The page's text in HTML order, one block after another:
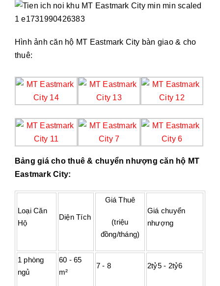
Hình ảnh căn hộ MT Eastmark City bàn giao & cho
thuê:
Bảng giá cho thuê & chuyển nhượng căn hộ MT
Eastmark City:
Loại Căn
Hộ
Diện Tích
Giá Thuê
(triệu
đồng/tháng)
Giá chuyển
nhượng
1 phòng
ngủ
60 - 65
m²
7 - 8 2tỷ5 - 2tỷ6